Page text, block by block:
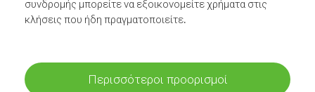
συνδρομής μπορείτε να εξοικονομείτε χρήματα στις
κλήσεις που ήδη πραγματοποιείτε.
Περισσότεροι προορισμοί